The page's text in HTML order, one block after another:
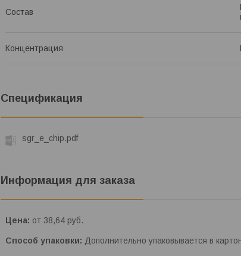
Состав
Концентрация
Спецификация
sgr_e_chip.pdf
Информация для заказа
Цена: от 38,64 руб.
Способ упаковки: Дополнительно упаковывается в